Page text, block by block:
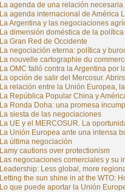
La agenda de una relación necesaria
La agenda internacional de América
La Argentina y las negociaciones
La dimensión doméstica de la
La Gran Red de Occidente
La negociación eterna: política y
La nouvelle cartographie du
La OMC falló contra la Argentina por
La opción de salir del Mercosur.
La relación entre la Unión Europea,
La República Popular China y
La Ronda Doha: una promesa
La siesta de las negociaciones
La UE y el MERCOSUR. La
La Unión Europea ante una intensa
La última negociación
Lamy cautions over protectionism
Las negociaciones comerciales y su
Leadership: Less global, more
Letting the sun shine in at the WTO:
Lo que puede aportar la Unión